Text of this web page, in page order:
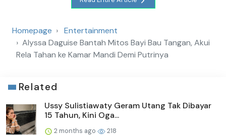
Homepage
Entertainment
Alyssa Daguise Bantah Mitos Bayi Bau Tangan, Akui
Rela Tahan ke Kamar Mandi Demi Putrinya
Related
Ussy Sulistiawaty Geram Utang Tak Dibayar
15 Tahun, Kini Oga...
2 months ago 218